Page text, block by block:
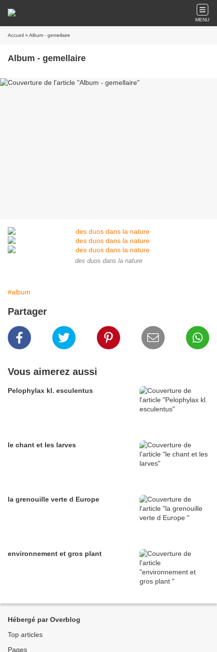
MENU
Accueil » Album - gemellaire
Album - gemellaire
des duos dans la nature
#album
Partager
Vous aimerez aussi
Pelophylax kl. esculentus
le chant et les larves
la grenouille verte d Europe
environnement et gros plant
Hébergé par Overblog
Top articles
Pages